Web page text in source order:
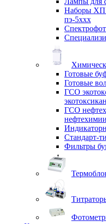
Наборы
пэ-5ххх
Готовые
Готовые
ГСО
ГСО
нефтехимии
Стандарт-
Фильтры